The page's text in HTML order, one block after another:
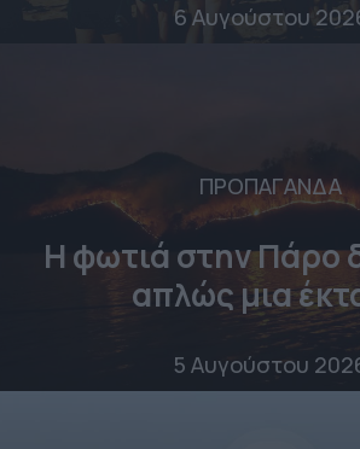
6 Αυγούστου
ΠΡΟΠΑΓΑΝΔΑ
Η φωτιά στην Πάρο
απλώς μια
5 Αυγούστου